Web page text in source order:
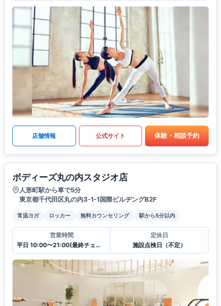
店舗情報 公式サイト 体験・相談予約
ボディーズ丸の内スタジオ店
人形町駅から車で5分
東京都千代田区丸の内3-1-1国際ビルヂングB2F
常温ヨガ ロッカー 無料カウンセリング 駅から5分以内
営業時間
平日 10:00〜21:00(最終チェックイン20:30)
定休日
施設点検日（不定）